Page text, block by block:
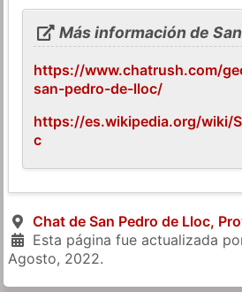
Más información de
https://www.chatrush.com/
san-pedro-de-lloc/
https://es.wikipedia.org/wiki/
c
Chat de San Pedro de Lloc,
Esta página fue actualizada
Agosto, 2022.